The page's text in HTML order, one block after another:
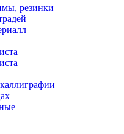
резинки